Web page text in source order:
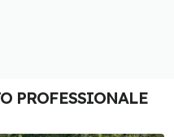
PROFESSIONALE